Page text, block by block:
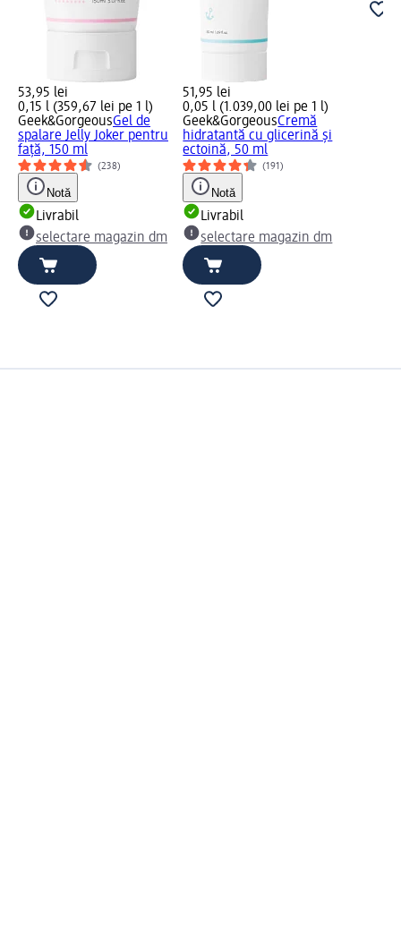
53,95 lei
0,15 l (359,67 lei pe 1 l)
Geek&GorgeousGel de
spalare Jelly Joker pentru
față, 150 ml
(238)
Notă
Livrabil
selectare magazin dm
51,95 lei
0,05 l (1.039,00 lei pe 1 l)
Geek&GorgeousCremă
hidratantă cu glicerină și
ectoină, 50 ml
(191)
Notă
Livrabil
selectare magazin dm